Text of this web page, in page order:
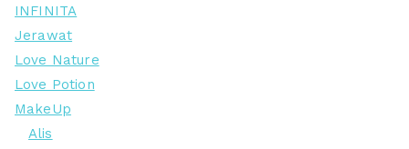
INFINITA
Jerawat
Love Nature
Love Potion
MakeUp
Alis